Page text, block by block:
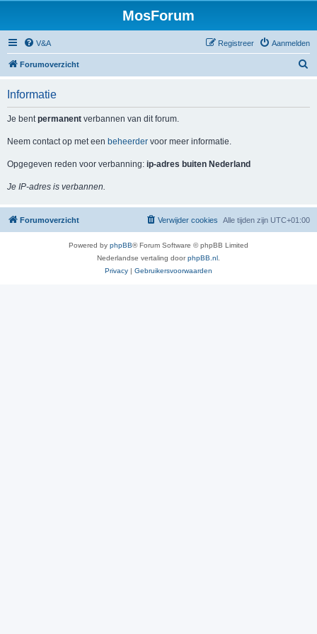
MosForum
V&A Aanmelden
Registreer
Forumoverzicht
Informatie
Je bentpermanent verbannen van dit forum.
Neem contact op met een beheerder voor meer informatie.
Opgegeven reden voor verbanning: ip-adres buiten Nederland
Je IP-adres is verbannen.
Forumoverzicht Alle tijden zijn UTC+01:00
Verwijder cookies
Powered by phpBB® Forum Software © phpBB Limited
Nederlandse vertaling doorphpBB.nl
Privacy | Gebruikersvoorwaarden